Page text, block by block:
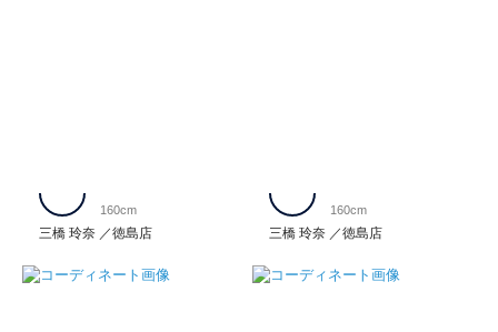
三橋 玲奈 徳島店
160cm
三橋 玲奈 徳島店
160cm